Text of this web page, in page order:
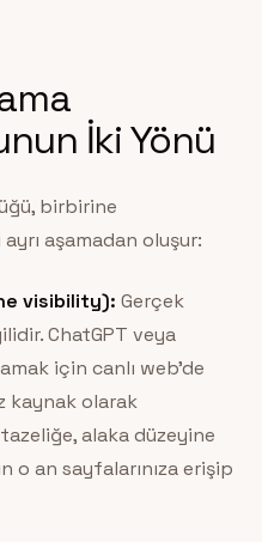
İki Yönü
birbirine
ayrı aşamadan oluşur:
visibility): Gerçek
ChatGPT veya
için canlı web’de
kaynak olarak
alaka düzeyine
o an sayfalarınıza erişip